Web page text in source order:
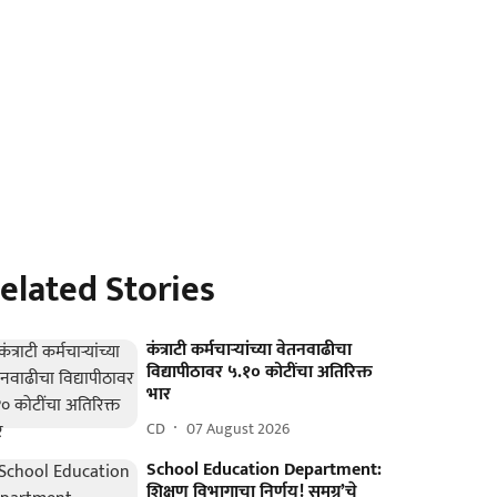
Stories
कंत्राटी कर्मचाऱ्यांच्या वेतनवाढीचा
विद्यापीठावर ५.१० कोटींचा अतिरिक्त
भार
CD 07 August 2026
School Education Department: